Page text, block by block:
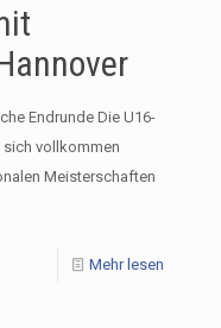
Endrunde Die U16-
sich vollkommen
Meisterschaften
Mehr lesen